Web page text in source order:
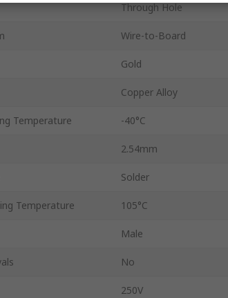
Through Hole
Wire-to-Board
Gold
Copper Alloy
Temperature -40°C
2.54mm
Solder
Temperature 105°C
Male
No
250V